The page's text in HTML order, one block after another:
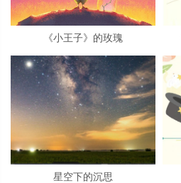
《小王子》的玫瑰
星空下的沉思